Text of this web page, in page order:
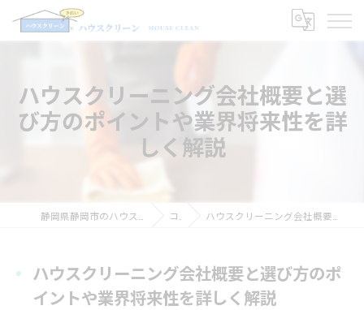
ハウスクリーニング会社概要と選
び方のポイントや業界将来性を詳
しく解説
コラム ハウスクリーニング会社概要と選び方のポイントや業界将来性を詳しく解説
ハウスクリーニング会社概要と選び方のポ
イントや業界将来性を詳しく解説